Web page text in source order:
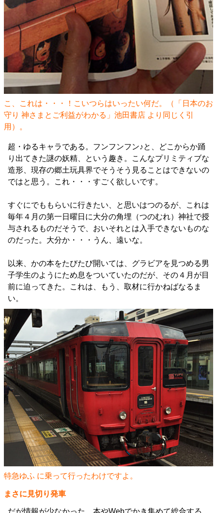
こ、これは・・・！こいつらはいったい何だ。（「日本のお
守り 神さまとご利益がわかる」池田書店 より同じく引
用）。
超・ゆるキャラである。フンフンフン♪と、どこからか踊
り出てきた謎の妖精、という趣き。こんなプリミティブな
造形、現存の郷土玩具界でそうそう見ることはできないの
ではと思う。これ・・・すごく欲しいです。
すぐにでももらいに行きたい、と思いはつのるが、これは
毎年４月の第一日曜日に大分の角埋（つのむれ）神社で授
与されるものだそうで、おいそれとは入手できないものな
のだった。大分か・・・うん、遠いな。
以来、かの本をたびたび開いては、グラビアを見つめる男
子学生のようにため息をついていたのだが、その４月が目
前に迫ってきた。これは、もう、取材に行かねばなるま
い。
特急ゆふ に乗って行ったわけですよ。
まさに見切り発車
だが情報が少なかった。本やWebでかき集めて総合する